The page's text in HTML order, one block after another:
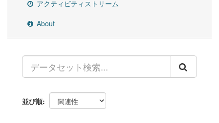
アクティビティストリーム
About
並び順